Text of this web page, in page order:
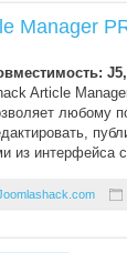
Manager
Article
любому
из интерфейса
меня